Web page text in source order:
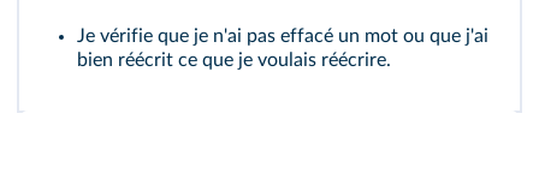
Je vérifie que je n'ai pas effacé un mot ou que j'ai
bien réécrit ce que je voulais réécrire.